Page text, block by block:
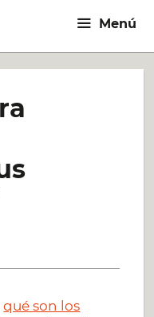
Menú
qué son los